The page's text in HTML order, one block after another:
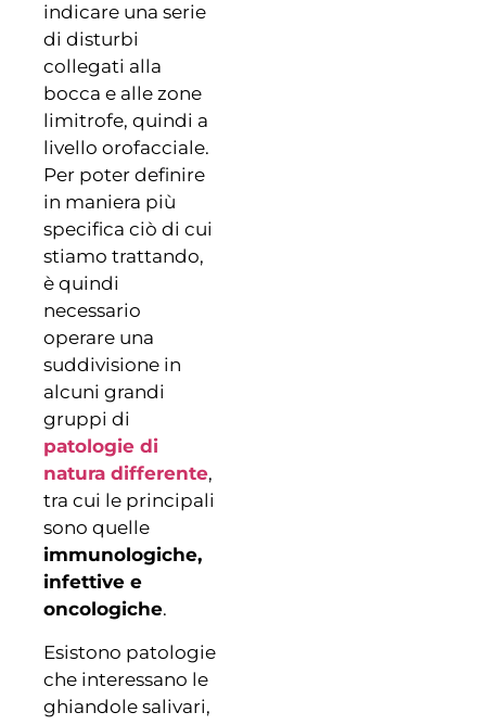
indicare una serie
di disturbi
collegati alla
bocca e alle zone
limitrofe, quindi a
livello orofacciale.
Per poter definire
in maniera più
specifica ciò di cui
stiamo trattando,
è quindi
necessario
operare una
suddivisione in
alcuni grandi
gruppi di
patologie di
natura differente,
tra cui le principali
sono quelle
immunologiche,
infettive e
oncologiche.
Esistono patologie
che interessano le
ghiandole salivari,